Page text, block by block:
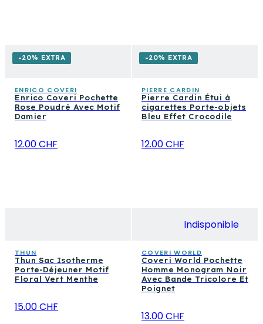
-20% EXTRA
ENRICO COVERI
Enrico Coveri Pochette
Rose Poudré Avec Motif
Damier
12.00 CHF
-20% EXTRA
PIERRE CARDIN
Pierre Cardin Étui à
cigarettes Porte-objets
Bleu Effet Crocodile
12.00 CHF
THUN
Thun Sac Isotherme
Porte-Déjeuner Motif
Floral Vert Menthe
15.00 CHF
Indisponible
COVERI WORLD
Coveri World Pochette
Homme Monogram Noir
Avec Bande Tricolore Et
Poignet
13.00 CHF